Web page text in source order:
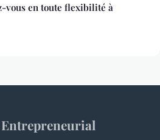
vous en toute flexibilité à